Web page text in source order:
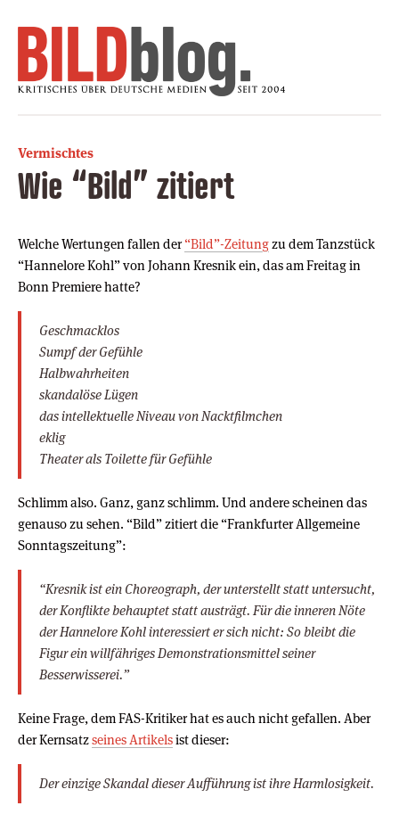
Vermischtes
Wie “Bild” zitiert
Welche Wertungen fallen der“Bild”-Zeitung zu dem Tanzstück
“Hannelore Kohl” von Johann Kresnik ein, das am Freitag in
Bonn Premiere hatte?
Geschmacklos
Sumpf der Gefühle
Halbwahrheiten
skandalöse Lügen
das intellektuelle Niveau von Nacktfilmchen
eklig
Theater als Toilette für Gefühle
Schlimm also. Ganz, ganz schlimm. Und andere scheinen das
genauso zu sehen. “Bild” zitiert die “Frankfurter Allgemeine
Sonntagszeitung”:
“Kresnik ist ein Choreograph, der unterstellt statt untersucht,
der Konflikte behauptet statt austrägt. Für die inneren Nöte
der Hannelore Kohl interessiert er sich nicht: So bleibt die
Figur ein willfähriges Demonstrationsmittel seiner
Besserwisserei.”
Keine Frage, dem FAS-Kritiker hat es auch nicht gefallen. Aber
der Kernsatzseines Artikelsist dieser:
Der einzige Skandal dieser Aufführung ist ihre Harmlosigkeit.